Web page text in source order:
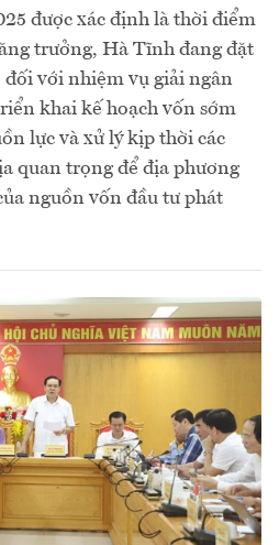
được xác định là thời điểm
trưởng, Hà Tĩnh đang đặt
với nhiệm vụ giải ngân
khai kế hoạch vốn sớm
lực và xử lý kịp thời các
quan trọng để địa phương
nguồn vốn đầu tư phát